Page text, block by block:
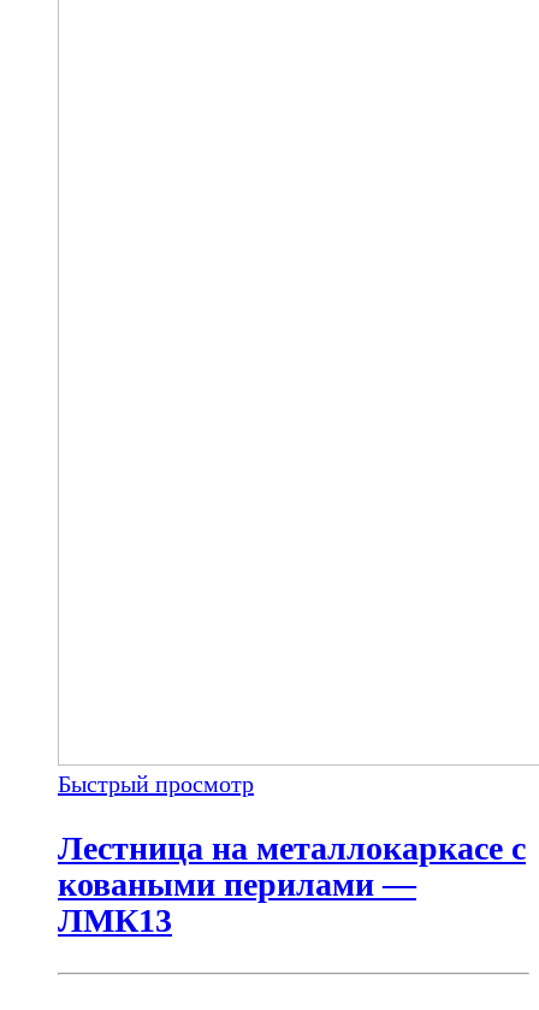
Быстрый просмотр
Лестница на металлокаркасе с
коваными перилами —
ЛМК13